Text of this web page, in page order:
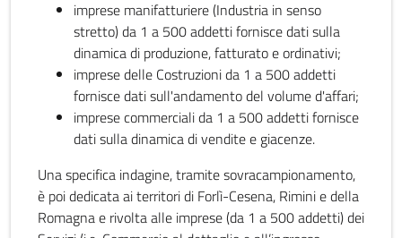
imprese manifatturiere (Industria in senso
stretto) da 1 a 500 addetti fornisce dati sulla
dinamica di produzione, fatturato e ordinativi;
imprese delle Costruzioni da 1 a 500 addetti
fornisce dati sull'andamento del volume d'affari;
imprese commerciali da 1 a 500 addetti fornisce
dati sulla dinamica di vendite e giacenze.
Una specifica indagine, tramite sovracampionamento,
è poi dedicata ai territori di Forlì-Cesena, Rimini e della
Romagna e rivolta alle imprese (da 1 a 500 addetti) dei